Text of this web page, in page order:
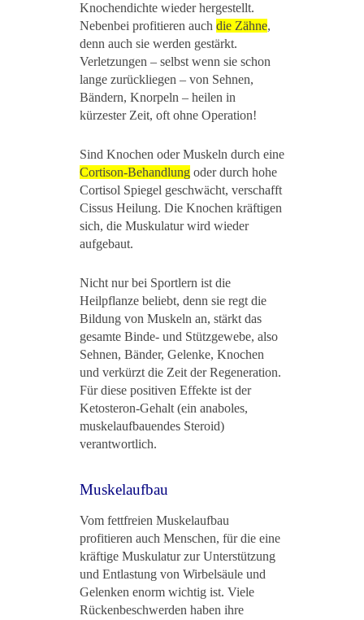
Knochendichte wieder hergestellt.
Nebenbei profitieren auch die Zähne,
denn auch sie werden gestärkt.
Verletzungen ‒ selbst wenn sie schon
lange zurückliegen ‒ von Sehnen,
Bändern, Knorpeln ‒ heilen in
kürzester Zeit, oft ohne Operation!
Sind Knochen oder Muskeln durch eine
Cortison-Behandlung oder durch hohe
Cortisol Spiegel geschwächt, verschafft
Cissus Heilung. Die Knochen kräftigen
sich, die Muskulatur wird wieder
aufgebaut.
Nicht nur bei Sportlern ist die
Heilpflanze beliebt, denn sie regt die
Bildung von Muskeln an, stärkt das
gesamte Binde- und Stützgewebe, also
Sehnen, Bänder, Gelenke, Knochen
und verkürzt die Zeit der Regeneration.
Für diese positiven Effekte ist der
Ketosteron-Gehalt (ein anaboles,
muskelaufbauendes Steroid)
verantwortlich.
Muskelaufbau
Vom fettfreien Muskelaufbau
profitieren auch Menschen, für die eine
kräftige Muskulatur zur Unterstützung
und Entlastung von Wirbelsäule und
Gelenken enorm wichtig ist. Viele
Rückenbeschwerden haben ihre